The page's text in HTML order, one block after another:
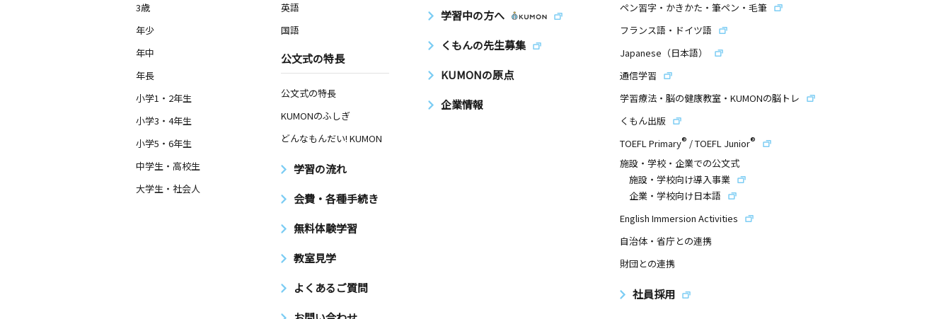
3歳
年少
年中
年長
小学1・2年生
小学3・4年生
小学5・6年生
中学生・高校生
大学生・社会人
英語
国語
公文式の特長
公文式の特長
KUMONのふしぎ
どんなもんだい! KUMON
学習の流れ
会費・各種手続き
無料体験学習
教室見学
よくあるご質問
学習中の方へ
くもんの先生募集
KUMONの原点
企業情報
ペン習字・かきかた・筆ペン・毛筆
フランス語・ドイツ語
Japanese（日本語）
通信学習
学習療法・脳の健康教室・KUMONの脳トレ
くもん出版
TOEFL Primary® /TOEFL Junior®
施設・学校・企業での公文式
施設・学校向け導入事業
企業・学校向け日本語
English Immersion Activities
自治体・省庁との連携
財団との連携
社員採用